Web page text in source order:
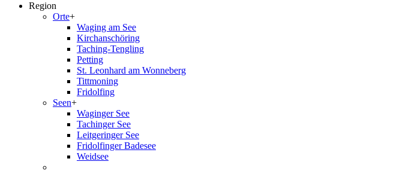
Region
Orte+
Waging am See
Kirchanschöring
Taching-Tengling
Petting
St. Leonhard am Wonneberg
Tittmoning
Fridolfing
Seen+
Waginger See
Tachinger See
Leitgeringer See
Fridolfinger Badesee
Weidsee